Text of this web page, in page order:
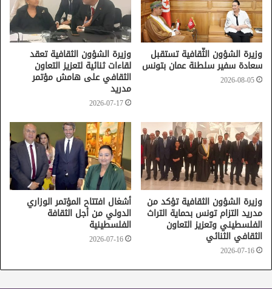
وزيرة الشؤون الثّقافية تستقبل
سعادة سفير سلطنة عمان بتونس
2026-08-05
وزيرة الشؤون الثقافية تعقد
لقاءات ثنائية لتعزيز التعاون
الثقافي على هامش مؤتمر
مدريد
2026-07-17
وزيرة الشؤون الثقافية تؤكد من
مدريد التزام تونس بحماية التراث
الفلسطيني وتعزيز التعاون
الثقافي الثنائي
2026-07-16
أشغال افتتاح المؤتمر الوزاري
الدولي من أجل الثقافة
الفلسطينية
2026-07-16